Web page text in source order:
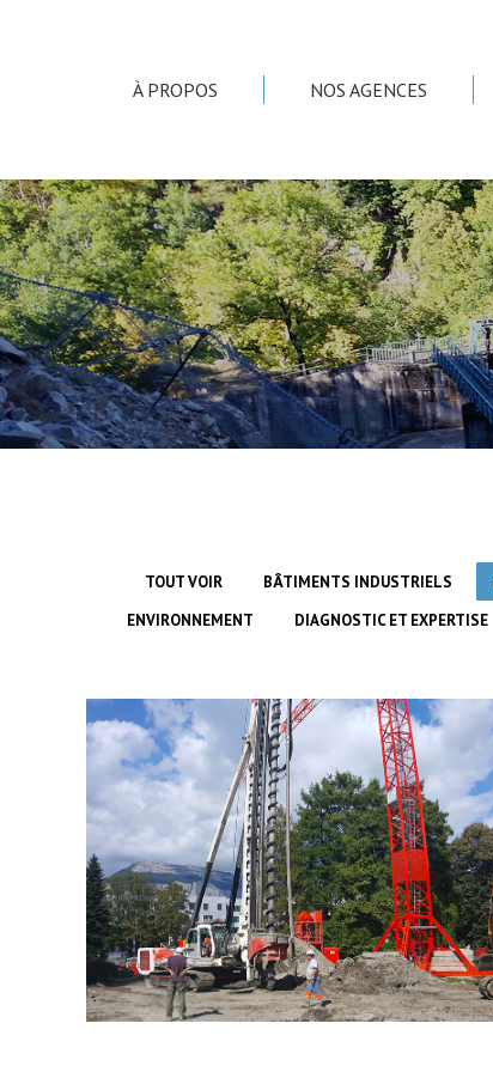
À PROPOS NOS AGENCES
TOUT VOIR BÂTIMENTS INDUSTRIELS
ENVIRONNEMENT
DIAGNOSTIC ET EXPERTISE